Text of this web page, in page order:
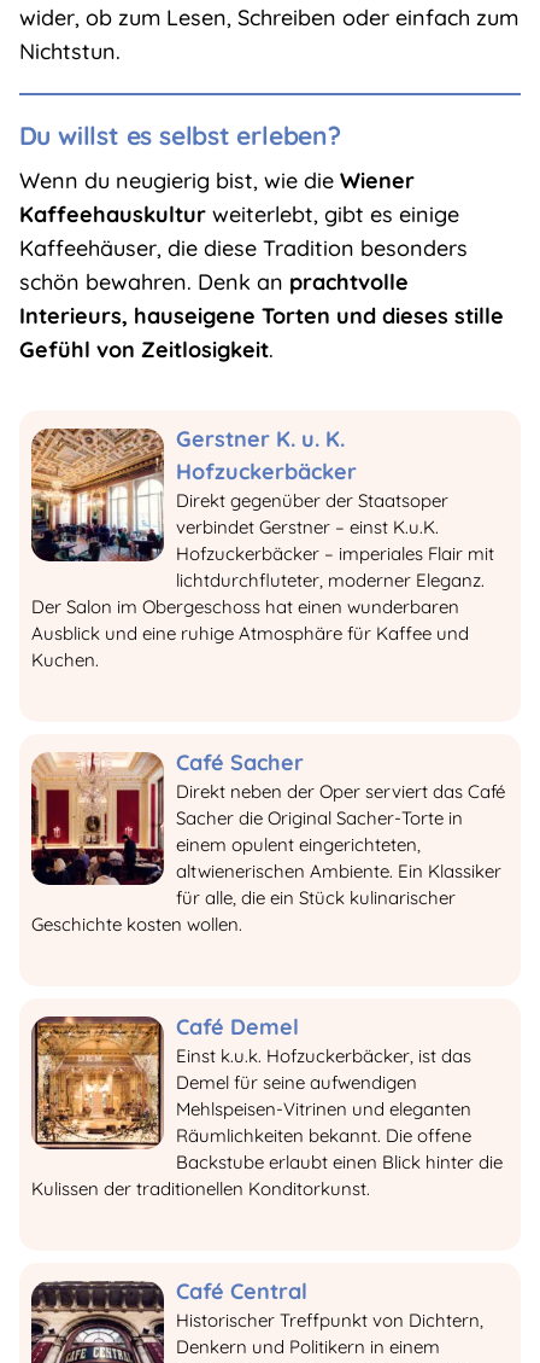
wider, ob zum Lesen, Schreiben oder einfach zum
Nichtstun.
Du willst es selbst erleben?
Wenn du neugierig bist, wie die Wiener
Kaffeehauskulturweiterlebt, gibt es einige
Kaffeehäuser, die diese Tradition besonders
schön bewahren. Denk an prachtvolle
Interieurs, hauseigene Torten und dieses stille
Gefühl von Zeitlosigkeit.
Gerstner K. u. K.
Hofzuckerbäcker
Direkt gegenüber der Staatsoper
verbindet Gerstner – einst K.u.K.
Hofzuckerbäcker– imperiales Flair mit
lichtdurchfluteter, moderner Eleganz.
Der Salon im Obergeschoss hat einen wunderbaren
Ausblick und eine ruhige Atmosphäre für Kaffee und
Kuchen.
Café Sacher
Direkt neben der Oper serviert das Café
Sacher die Original Sacher-Torte in
einem opulent eingerichteten,
altwienerischen Ambiente. Ein Klassiker
für alle, die ein Stück kulinarischer
Geschichte kosten wollen.
Café Demel
Einst k.u.k. Hofzuckerbäcker, ist das
Demel für seine aufwendigen
Mehlspeisen-Vitrinen und eleganten
Räumlichkeiten bekannt. Die offene
Backstube erlaubt einen Blick hinter die
Kulissen der traditionellen Konditorkunst.
Café Central
Historischer Treffpunkt von Dichtern,
Denkern und Politikern in einem